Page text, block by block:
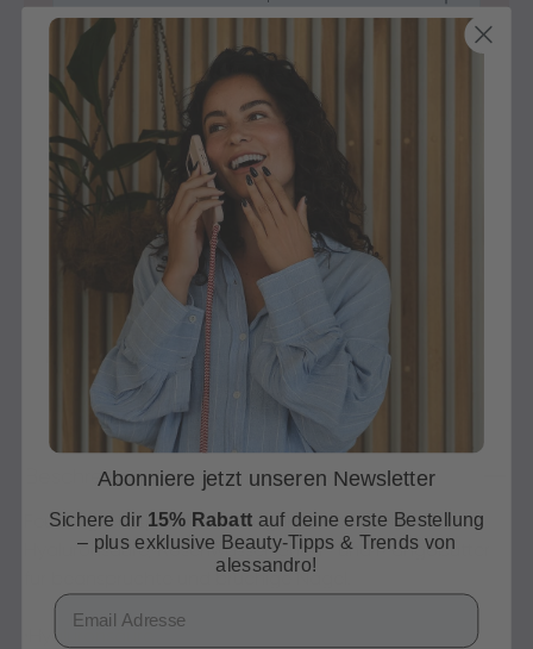
In den Warenkorb
Sofort verfügbar, Lieferzeit: 1-3 Tage
30 Tage Rückgaberecht
Versandfertig in 24-48h
Jetzt shoppen - bezahlen in 30 Tagen
Beschreibung
Feuchtigkeitsspendende Nagelcreme mit
Hyaluronsäure, Rosenwasser, Shea- und Mangobutter
für beanspruchte und brüchige Nägel.
Hyaluronsäure
Abonniere jetzt unseren Newsletter
Sichere dir 15% Rabatt auf deine erste Bestellung
– plus exklusive Beauty-Tipps & Trends von
alessandro!
Email